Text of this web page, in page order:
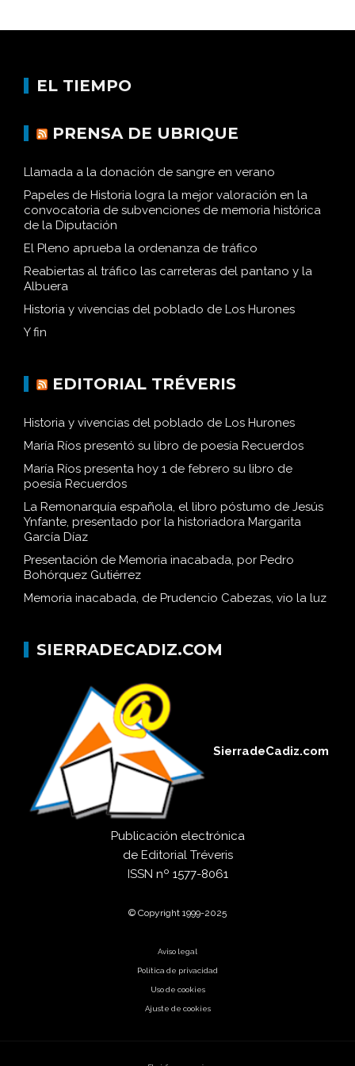
EL TIEMPO
PRENSA DE UBRIQUE
Llamada a la donación de sangre en verano
Papeles de Historia logra la mejor valoración en la
convocatoria de subvenciones de memoria histórica
de la Diputación
El Pleno aprueba la ordenanza de tráfico
Reabiertas al tráfico las carreteras del pantano y la
Albuera
Historia y vivencias del poblado de Los Hurones
Y fin
EDITORIAL TRÉVERIS
Historia y vivencias del poblado de Los Hurones
María Ríos presentó su libro de poesía Recuerdos
María Ríos presenta hoy 1 de febrero su libro de
poesía Recuerdos
La Remonarquía española, el libro póstumo de Jesús
Ynfante, presentado por la historiadora Margarita
García Díaz
Presentación de Memoria inacabada, por Pedro
Bohórquez Gutiérrez
Memoria inacabada, de Prudencio Cabezas, vio la luz
SIERRADECADIZ.COM
SierradeCadiz.com
Publicación electrónica
de Editorial Tréveris
ISSN nº 1577-8061
© Copyright 1999-2025
Aviso legal
Política de privacidad
Uso de cookies
Ajuste de cookies